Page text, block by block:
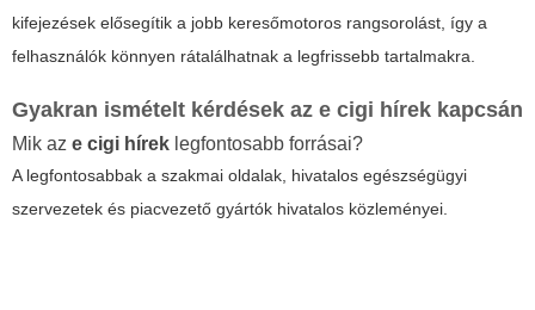
kifejezések elősegítik a jobb keresőmotoros rangsorolást, így a
felhasználók könnyen rátalálhatnak a legfrissebb tartalmakra.
Gyakran ismételt kérdések az e cigi hírek kapcsán
Mik az e cigi hírek legfontosabb forrásai?
A legfontosabbak a szakmai oldalak, hivatalos egészségügyi
szervezetek és piacvezető gyártók hivatalos közleményei.